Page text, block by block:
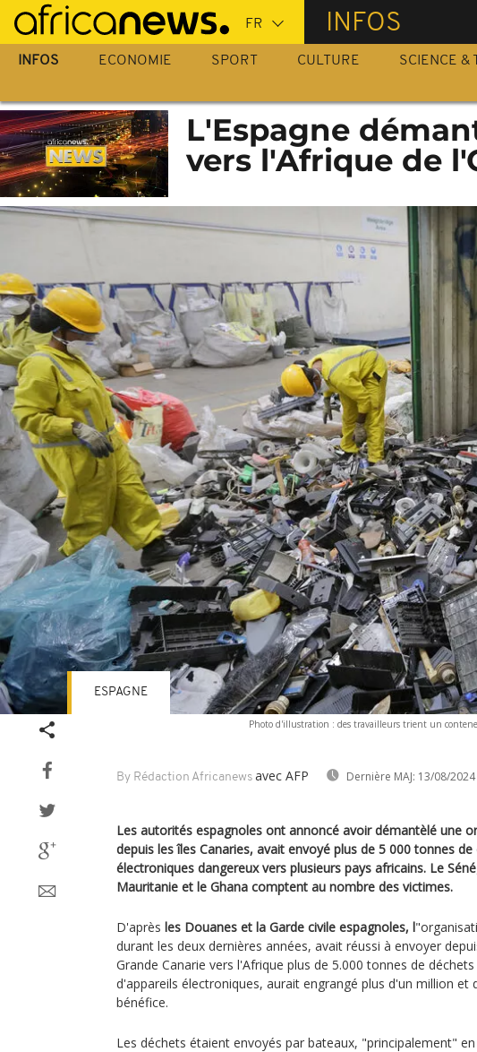
Passer
au
contenu
INFOS
INFOS ECONOMIE SPORT CULTURE SCIENCE &
L'Espagne
vers l'Afrique de
Photo d'illustration : des travailleurs trient un
By Rédaction Africanews avec AFP Dernière MAJ: 13/08/2024
ESPAGNE
Les autorités espagnoles ont annoncé avoir démantèlé une
depuis les îles Canaries, avait envoyé plus de 5 000 tonnes de
électroniques dangereux vers plusieurs pays africains. Le
Mauritanie et le Ghana comptent au nombre des victimes.
D'après les Douanes et la Garde civile espagnoles, l
durant les deux dernières années, avait réussi à envoyer
Grande Canarie vers l'Afrique plus de 5.000 tonnes de
d'appareils électroniques, aurait engrangé plus d'un million et
bénéfice.
Les déchets étaient envoyés par bateaux, "principalement" en